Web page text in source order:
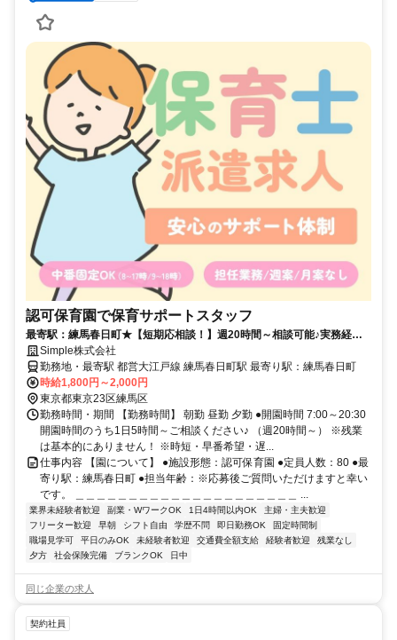
認可保育園で保育サポートスタッフ
最寄駅：練馬春日町★【短期応相談！】週20時間～相談可能♪実務経験
不問♪高収入の保育士さん♪
Simple株式会社
勤務地・最寄駅 都営大江戸線 練馬春日町駅 最寄り駅：練馬春日町
時給1,800円～2,000円
東京都東京23区練馬区
勤務時間・期間 【勤務時間】 朝勤 昼勤 夕勤 ●開園時間 7:00～20:30
開園時間のうち1日5時間～ご相談ください♪ （週20時間～） ※残業
は基本的にありません！ ※時短・早番希望・遅...
仕事内容 【園について】 ●施設形態：認可保育園 ●定員人数：80 ●最
寄り駅：練馬春日町 ●担当年齢：※応募後ご質問いただけますと幸い
です。 ＿＿＿＿＿＿＿＿＿＿＿＿＿＿＿＿＿＿＿＿＿ ...
業界未経験者歓迎 副業・WワークOK 1日4時間以内OK
主婦・主夫歓迎
フリーター歓迎
早朝 シフト自由 学歴不問 即日勤務OK
固定時間制
職場見学可
平日のみOK 未経験者歓迎 交通費全額支給 経験者歓迎
残業なし
夕方
社会保険完備 ブランクOK 日中
同じ企業の求人
契約社員